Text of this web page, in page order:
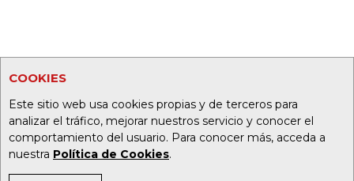
COOKIES
Este sitio web usa cookies propias y de terceros para
analizar el tráfico, mejorar nuestros servicio y conocer el
comportamiento del usuario. Para conocer más, acceda a
nuestra Política de Cookies.